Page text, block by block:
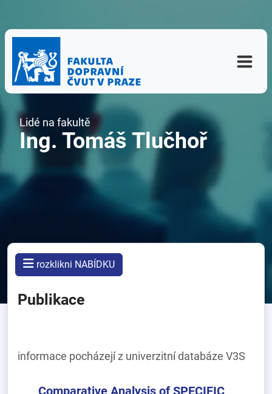
Lidé na fakultě
Ing. Tomáš Tlučhoř
rozklikni NABÍDKU
Publikace
informace pocházejí z univerzitní databáze V3S
Comparative Analysis of SPECIFIC